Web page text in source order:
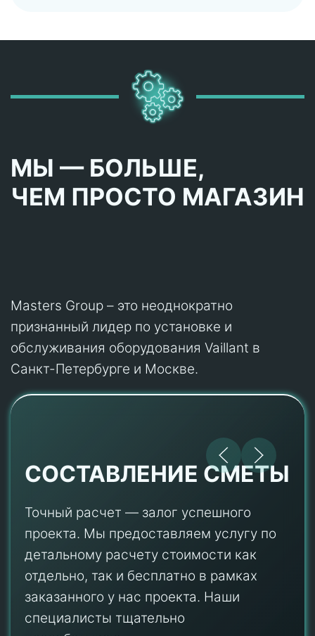
МЫ — БОЛЬШЕ,
ЧЕМ ПРОСТО МАГАЗИН
Masters Group – это неоднократно
признанный лидер по установке и
обслуживания оборудования Vaillant в
Санкт-Петербурге и Москве.
СОСТАВЛЕНИЕ СМЕТЫ
Точный расчет — залог успешного
проекта. Мы предоставляем услугу по
детальному расчету стоимости как
отдельно, так и бесплатно в рамках
заказанного у нас проекта. Наши
специалисты тщательно